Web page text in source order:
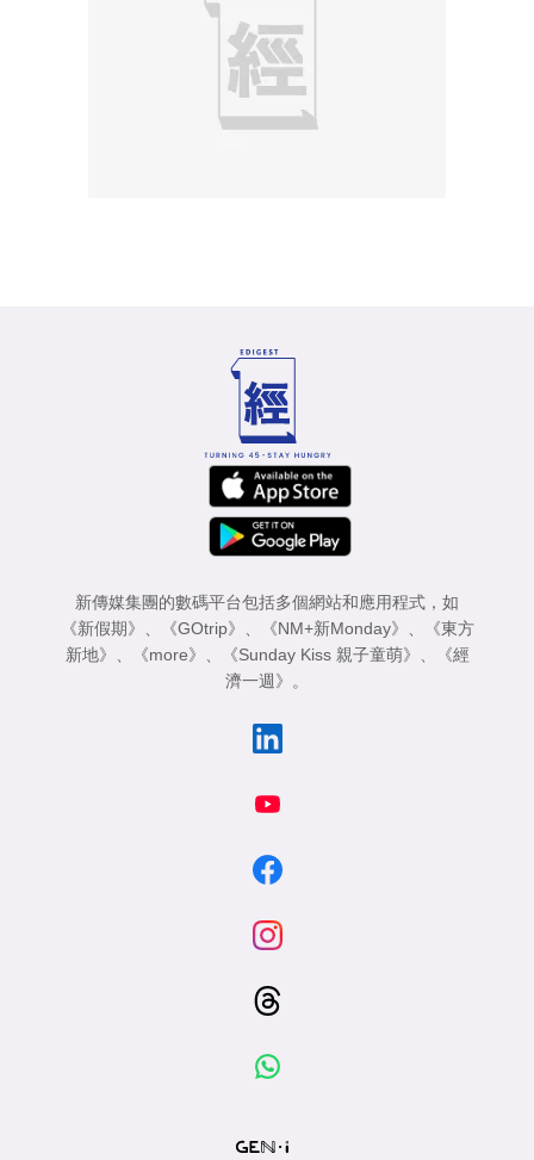
新傳媒集團的數碼平台包括多個網站和應用程式，如
《新假期》
《GOtrip》 《NM+新Monday》
《東方
新地》
《more》 《Sunday Kiss 親子童萌》
《經
濟一週》
。